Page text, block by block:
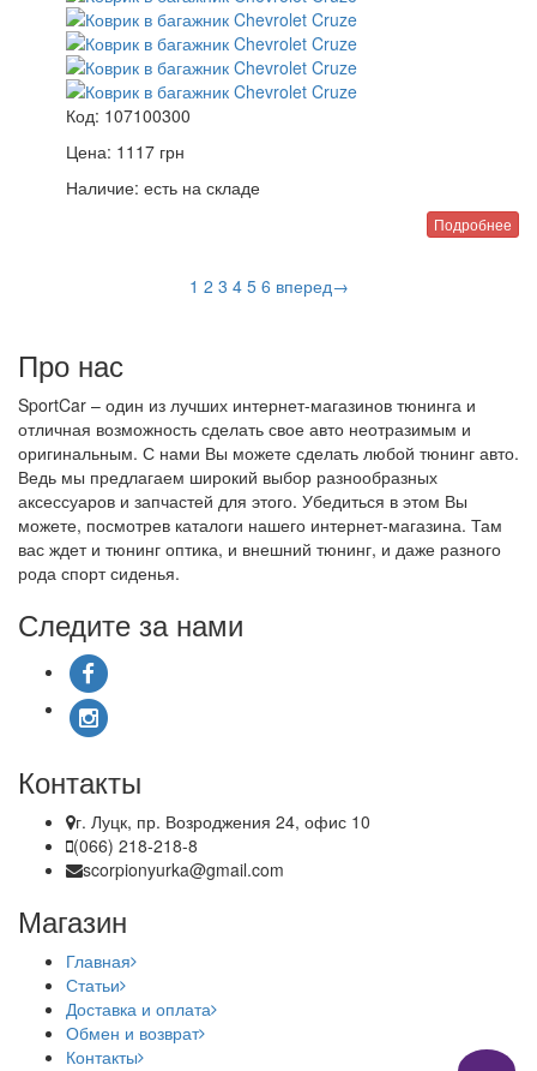
Код: 107100300
Цена: 1117 грн
Наличие: есть на складе
Подробнее
1 2 3 4 5 6 вперед→
Про нас
SportCar – один из лучших интернет-магазинов тюнинга и
отличная возможность сделать свое авто неотразимым и
оригинальным. С нами Вы можете сделать любой тюнинг авто.
Ведь мы предлагаем широкий выбор разнообразных
аксессуаров и запчастей для этого. Убедиться в этом Вы
можете, посмотрев каталоги нашего интернет-магазина. Там
вас ждет и тюнинг оптика, и внешний тюнинг, и даже разного
рода спорт сиденья.
Следите за нами
Контакты
г. Луцк, пр. Возроджения 24, офис 10
(066) 218-218-8
scorpionyurka@gmail.com
Магазин
Главная
Статьи
Доставка и оплата
Обмен и возврат
Контакты